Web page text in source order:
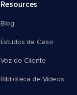
Resources
Blog
Estudos de Caso
Voz do Cliente
Biblioteca de Vídeos